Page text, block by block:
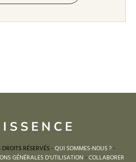
RÉSERVÉS -QUI SOMMES-NOUS ?-
GÉNÉRALES D'UTILISATION-COLLABORER